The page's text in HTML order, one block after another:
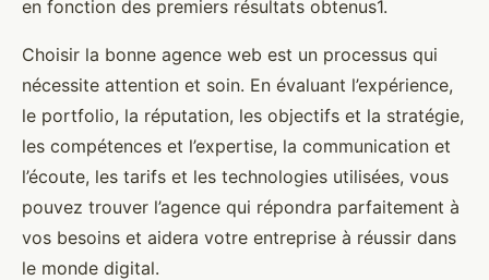
en fonction des premiers résultats obtenus1.
Choisir la bonne agence web est un processus qui
nécessite attention et soin. En évaluant l’expérience,
le portfolio, la réputation, les objectifs et la stratégie,
les compétences et l’expertise, la communication et
l’écoute, les tarifs et les technologies utilisées, vous
pouvez trouver l’agence qui répondra parfaitement à
vos besoins et aidera votre entreprise à réussir dans
le monde digital.